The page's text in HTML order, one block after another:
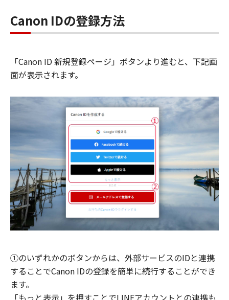
Canon IDの登録方法
「Canon ID 新規登録ページ」ボタンより進むと、下記画
面が表示されます。
①のいずれかのボタンからは、外部サービスのIDと連携
することでCanon IDの登録を簡単に続行することができ
ます。